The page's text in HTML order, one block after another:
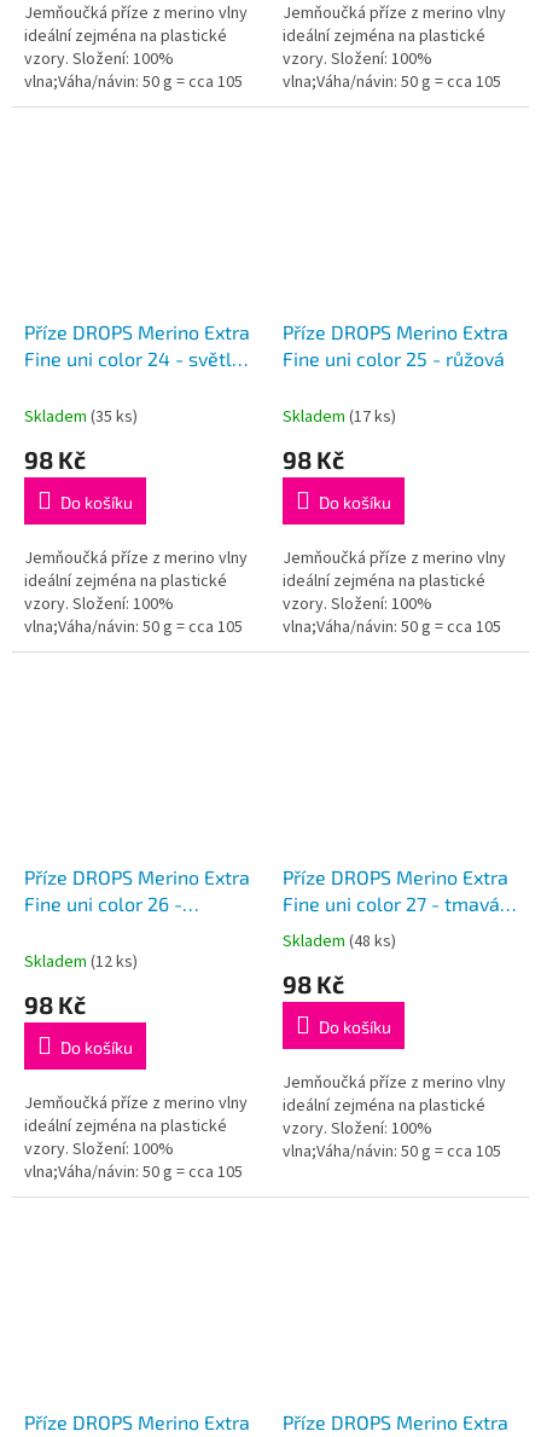
Jemňoučká příze z merino vlny
ideální zejména na plastické
vzory. Složení: 100%
vlna;Váha/návin: 50 g = cca 105
metrů;Doporučená síla jehlic: 4
Jemňoučká příze z merino vlny
ideální zejména na plastické
vzory. Složení: 100%
vlna;Váha/návin: 50 g = cca 105
metrů;Doporučená síla jehlic: 4
Příze DROPS Merino Extra
Fine uni color 24 - světlá
Skladem (35 ks)
98 Kč
Do košíku
Jemňoučká příze z merino vlny
ideální zejména na plastické
vzory. Složení: 100%
vlna;Váha/návin: 50 g = cca 105
metrů;Doporučená síla jehlic: 4
Příze DROPS Merino Extra
Fine uni color 25 - růžová
Skladem (17 ks)
98 Kč
Do košíku
Jemňoučká příze z merino vlny
ideální zejména na plastické
vzory. Složení: 100%
vlna;Váha/návin: 50 g = cca 105
metrů;Doporučená síla jehlic: 4
Příze DROPS Merino Extra
Fine uni color 26 -
Skladem (12 ks)
98 Kč
Do košíku
Jemňoučká příze z merino vlny
ideální zejména na plastické
vzory. Složení: 100%
vlna;Váha/návin: 50 g = cca 105
metrů;Doporučená síla jehlic: 4
Příze DROPS Merino Extra
Fine uni color 27 - tmavá
modrá
Průměrné
produktu
5,0
5
hvězdiček.
Skladem (48 ks)
98 Kč
Do košíku
Jemňoučká příze z merino vlny
ideální zejména na plastické
vzory. Složení: 100%
vlna;Váha/návin: 50 g = cca 105
mm...
Příze DROPS Merino Extra
Příze DROPS Merino Extra